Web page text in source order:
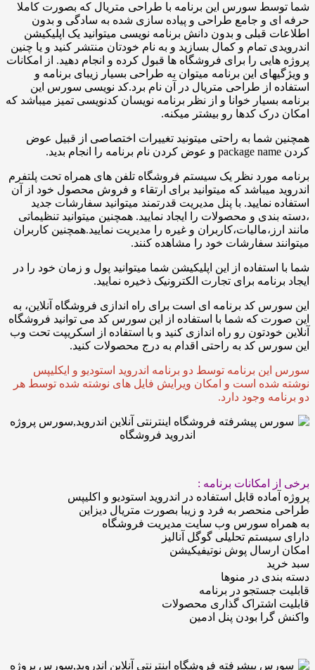
سورس این برنامه با طراحی متریال که بصورت کاملا
و جامع طراحی و پیاده سازی شده به سادگی و بدون
قبلی و بدون دانش برنامه نویسی میتوانید یک اپلیکیشن
تمام و کمال بسازید و به نام خودتان منتشر کنید و یا چنین
را برای فروشگاه ها قبول کرده و انجام دهید. از امکانات
این برنامه میتوان به طراحی بسیار زیبای برنامه و
از طراحی متریال در آن نام برد.کد نویسی سورس این
خوانا و از نظر برنامه نویسان کدنویسی تمیز میباشد که
کدها رو بیشتر میکنه.
شما به راحتی میتونید تغییرات اختصاصی از قبیل عوض
مورد نظر یک سیستم فروشگاه تلفن های همراه تحت پلتفرم
میباشد که میتوانید برای ارتقاء و فروش محصول خود از آن
نمایید. با پنل مدیریت قدرتمند میتوانید سفارشات جدید
و محصولات را ایجاد نمایید. همچنین میتوانید تنظیماتی
و غیره را مدیریت نمایید.همچنین کاربران
سفارشات خود را مشاهده کنند.
از این اپلیکیشن شما میتوانید پول و زمان خود را در
برای تجارت الکترونیک ذخیره نمایید.
کد برنامه ای است برای راه اندازی فروشگاه آنلاین، به
که شما با استفاده از این سورس کد می توانید فروشگاه
رو راه اندازی کنید و با استفاده از اسکریپت تحت وب
کد به راحتی اقدام به درج محصولات کنید.
برنامه توسط دو برنامه اندروید استودیو و ایکلیپس
است و امکان ویرایش فایل های نوشته شده توسط هر
وجود دارد.
امکانات برنامه :
قابل استفاده در اندروید استودیو و اکلیپس
به فرد و زیبا بصورت متریال دیزاین
سورس وب سایت مدیریت فروشگاه
تحلیلی گوگل آنالیز
پوش نوتیفیکیشن
در منوها
جستجو در برنامه
اشتراک گذاری محصولات
بودن پنل ادمین